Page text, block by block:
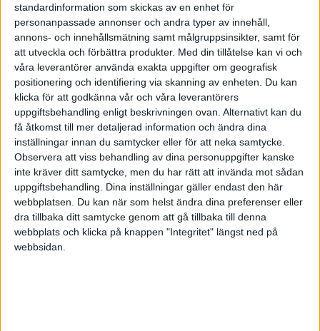
standardinformation som skickas av en enhet för
personanpassade annonser och andra typer av innehåll,
annons- och innehållsmätning samt målgruppsinsikter, samt för
att utveckla och förbättra produkter. Med din tillåtelse kan vi och
våra leverantörer använda exakta uppgifter om geografisk
positionering och identifiering via skanning av enheten. Du kan
klicka för att godkänna vår och våra leverantörers
uppgiftsbehandling enligt beskrivningen ovan. Alternativt kan du
få åtkomst till mer detaljerad information och ändra dina
inställningar innan du samtycker eller för att neka samtycke.
Observera att viss behandling av dina personuppgifter kanske
inte kräver ditt samtycke, men du har rätt att invända mot sådan
uppgiftsbehandling. Dina inställningar gäller endast den här
webbplatsen. Du kan när som helst ändra dina preferenser eller
dra tillbaka ditt samtycke genom att gå tillbaka till denna
webbplats och klicka på knappen "Integritet" längst ned på
webbsidan.
FAKTA